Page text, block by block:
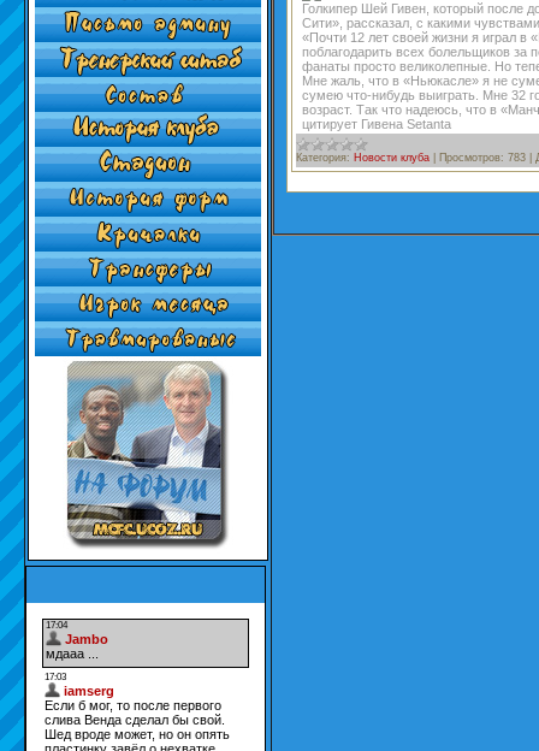
Голкипер Шей Гивен, который после
Сити», рассказал, с какими
«Почти 12 лет своей жизни я играл в
поблагодарить всех болельщиков за
фанаты просто великолепные. Но
Мне жаль, что в «Ньюкасле» я не
сумею что-нибудь выиграть. Мне 32
возраст. Так что надеюсь, что в
цитирует Гивена Setanta
Категория: Новости клуба Просмотров: 783